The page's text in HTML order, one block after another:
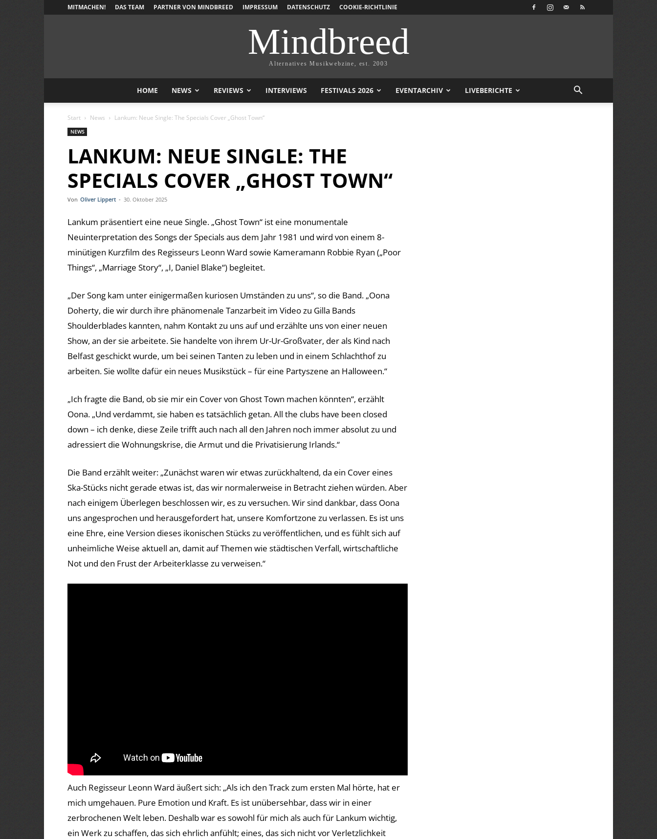
MITMACHEN! DAS TEAM PARTNER VON MINDBREED IMPRESSUM DATENSCHUTZ COOKIE-RICHTLINIE
Mindbreed
Alternatives Musikwebzine, est. 2003
HOME NEWS REVIEWS INTERVIEWS FESTIVALS 2026 EVENTARCHIV LIVEBERICHTE
Start News Lankum: Neue Single: The Specials Cover „Ghost Town“
NEWS
LANKUM: NEUE SINGLE: THE
SPECIALS COVER „GHOST TOWN“
Von Oliver Lippert - 30. Oktober 2025
Lankum präsentiert eine neue Single. „Ghost Town“ ist eine monumentale
Neuinterpretation des Songs der Specials aus dem Jahr 1981 und wird von einem 8-
minütigen Kurzfilm des Regisseurs Leonn Ward sowie Kameramann Robbie Ryan („Poor
Things“, „Marriage Story“, „I, Daniel Blake“) begleitet.
„Der Song kam unter einigermaßen kuriosen Umständen zu uns“, so die Band. „Oona
Doherty, die wir durch ihre phänomenale Tanzarbeit im Video zu Gilla Bands
Shoulderblades kannten, nahm Kontakt zu uns auf und erzählte uns von einer neuen
Show, an der sie arbeitete. Sie handelte von ihrem Ur-Ur-Großvater, der als Kind nach
Belfast geschickt wurde, um bei seinen Tanten zu leben und in einem Schlachthof zu
arbeiten. Sie wollte dafür ein neues Musikstück – für eine Partyszene an Halloween.“
„Ich fragte die Band, ob sie mir ein Cover von Ghost Town machen könnten“, erzählt
Oona. „Und verdammt, sie haben es tatsächlich getan. All the clubs have been closed
down – ich denke, diese Zeile trifft auch nach all den Jahren noch immer absolut zu und
adressiert die Wohnungskrise, die Armut und die Privatisierung Irlands.“
Die Band erzählt weiter: „Zunächst waren wir etwas zurückhaltend, da ein Cover eines
Ska-Stücks nicht gerade etwas ist, das wir normalerweise in Betracht ziehen würden. Aber
nach einigem Überlegen beschlossen wir, es zu versuchen. Wir sind dankbar, dass Oona
uns angesprochen und herausgefordert hat, unsere Komfortzone zu verlassen. Es ist uns
eine Ehre, eine Version dieses ikonischen Stücks zu veröffentlichen, und es fühlt sich auf
unheimliche Weise aktuell an, damit auf Themen wie städtischen Verfall, wirtschaftliche
Not und den Frust der Arbeiterklasse zu verweisen.“
Auch Regisseur Leonn Ward äußert sich: „Als ich den Track zum ersten Mal hörte, hat er
mich umgehauen. Pure Emotion und Kraft. Es ist unübersehbar, dass wir in einer
zerbrochenen Welt leben. Deshalb war es sowohl für mich als auch für Lankum wichtig,
ein Werk zu schaffen, das sich ehrlich anfühlt; eines, das sich nicht vor Verletzlichkeit